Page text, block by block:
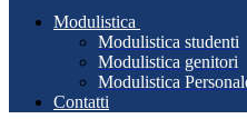
Modulistica
Modulistica studenti
Modulistica genitori
Modulistica
Contatti